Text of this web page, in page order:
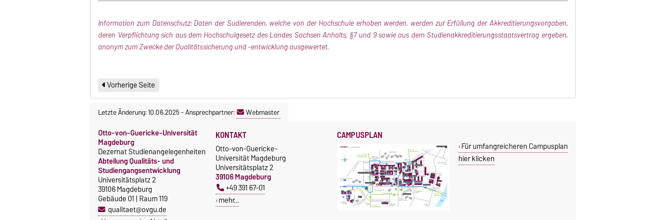
Information zum Datenschutz: Daten der Sudierenden, welche von der Hochschule erhoben werden, werden zur Erfüllung der Akkreditierungsvorgaben,
deren Verpflichtung sich aus dem Hochschulgesetz des Landes Sachsen Anhalts, §7 und 9 sowie aus dem Studienakkreditierungsstaatsvertrag ergeben,
anonym zum Zwecke der Qualitätssicherung und -entwicklung ausgewertet.
Vorherige Seite
Letzte Änderung: 10.06.2025-Ansprechpartner: Webmaster
Otto-von-Guericke-Universität
Magdeburg
Dezernat Studienangelegenheiten
Abteilung Qualitäts- und
Studiengangsentwicklung
Universitätsplatz 2
39106 Magdeburg
Gebäude 01 | Raum 119
qualitaet@ovgu.de
KONTAKT
Otto-von-Guericke-
Universität Magdeburg
Universitätsplatz 2
39106 Magdeburg
+49 391 67-01
mehr…
CAMPUSPLAN
Für umfangreicheren Campusplan
hier klicken